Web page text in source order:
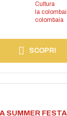
Cultura
la
colombaia
SCOPRI
SUMMER